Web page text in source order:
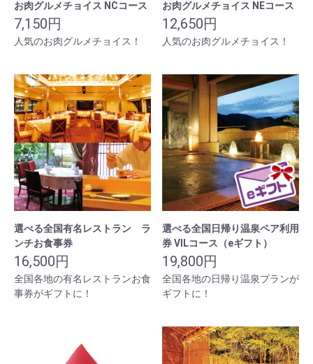
お肉グルメチョイス NCコース
7,150円
人気のお肉グルメチョイス！
お肉グルメチョイス NEコース
12,650円
人気のお肉グルメチョイス！
選べる全国有名レストラン ラ
ンチお食事券
16,500円
全国各地の有名レストランお食
事券がギフトに！
選べる全国日帰り温泉ペア利用
券 VILコース（eギフト）
19,800円
全国各地の日帰り温泉プランが
ギフトに！